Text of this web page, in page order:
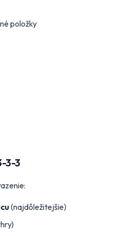
položky
3-3
(najdôležitejšie)